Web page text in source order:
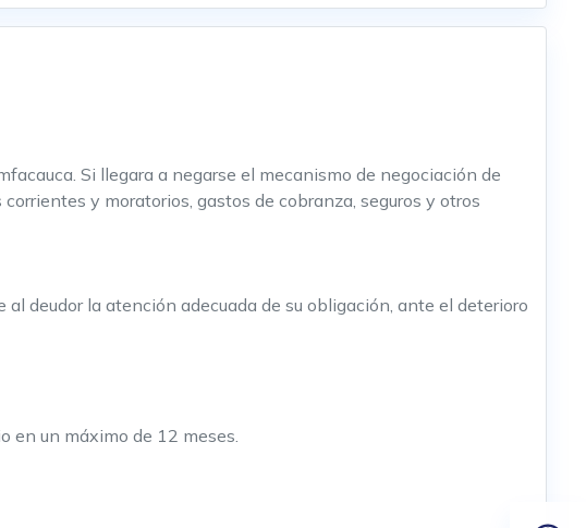
Si llegara a negarse el mecanismo de negociación de
y moratorios, gastos de cobranza, seguros y otros
deudor la atención adecuada de su obligación, ante el deterioro
en un máximo de 12 meses.